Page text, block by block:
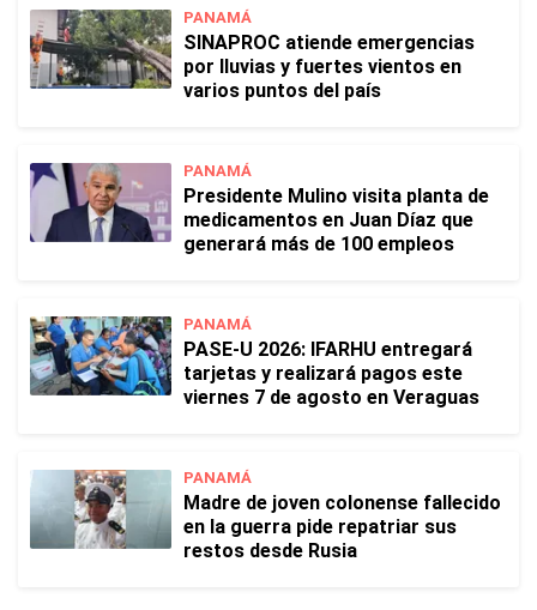
PANAMÁ
SINAPROC atiende emergencias
por lluvias y fuertes vientos en
varios puntos del país
PANAMÁ
Presidente Mulino visita planta de
medicamentos en Juan Díaz que
generará más de 100 empleos
PANAMÁ
PASE-U 2026: IFARHU entregará
tarjetas y realizará pagos este
viernes 7 de agosto en Veraguas
PANAMÁ
Madre de joven colonense fallecido
en la guerra pide repatriar sus
restos desde Rusia